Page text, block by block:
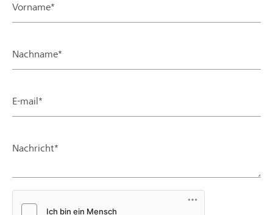
Vorname*
Nachname*
E-mail*
Nachricht*